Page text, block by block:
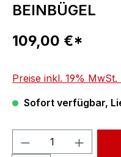
BEINBÜGEL
Regulärer Preis:
109,00 €*
Preise inkl. 19%
Sofort verfügbar,
Produkt